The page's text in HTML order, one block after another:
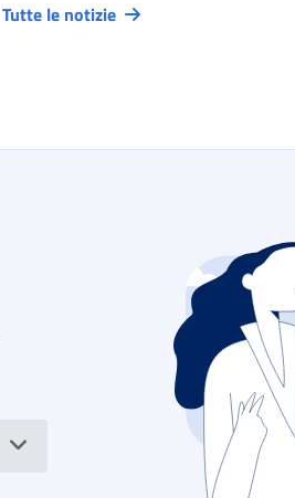
Tutte le notizie